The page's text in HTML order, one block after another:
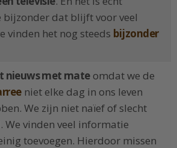
bijzonder dat blijft voor veel
vinden het nog steeds bijzonder
nieuws met mateomdat we de
niet elke dag in ons leven
We zijn niet naïef of slecht
We vinden veel informatie
toevoegen. Hierdoor missen